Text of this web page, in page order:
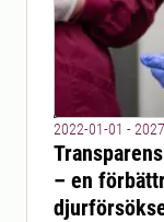
2022-01-01 -
– en